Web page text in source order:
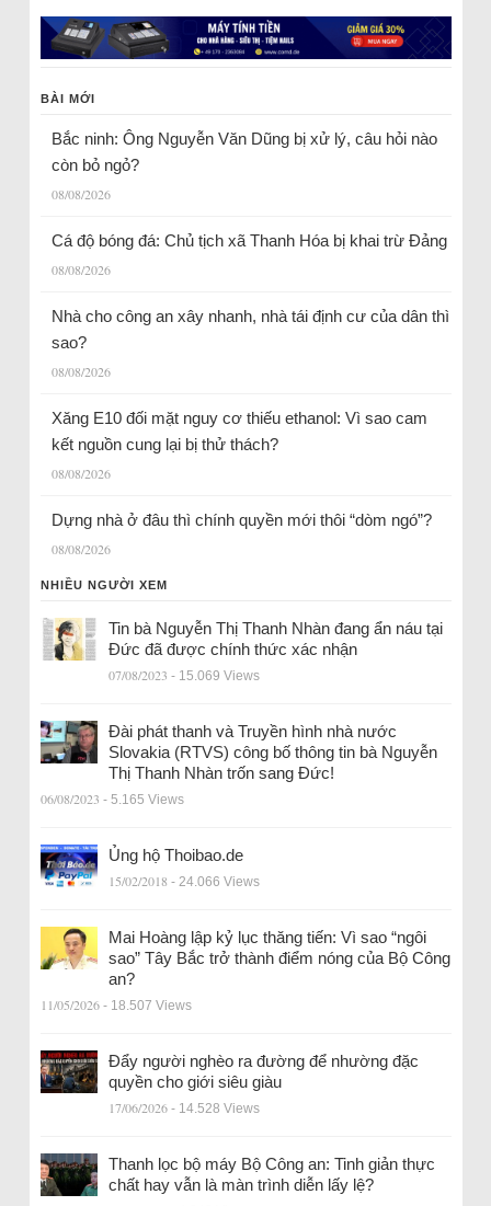
BÀI MỚI
Bắc ninh: Ông Nguyễn Văn Dũng bị xử lý, câu hỏi nào
còn bỏ ngỏ?
08/08/2026
Cá độ bóng đá: Chủ tịch xã Thanh Hóa bị khai trừ Đảng
08/08/2026
Nhà cho công an xây nhanh, nhà tái định cư của dân thì
sao?
08/08/2026
Xăng E10 đối mặt nguy cơ thiếu ethanol: Vì sao cam
kết nguồn cung lại bị thử thách?
08/08/2026
Dựng nhà ở đâu thì chính quyền mới thôi “dòm ngó”?
08/08/2026
NHIỀU NGƯỜI XEM
Tin bà Nguyễn Thị Thanh Nhàn đang ẩn náu tại
Đức đã được chính thức xác nhận
07/08/2023 - 15.069 Views
Đài phát thanh và Truyền hình nhà nước
Slovakia (RTVS) công bố thông tin bà Nguyễn
Thị Thanh Nhàn trốn sang Đức!
06/08/2023 - 5.165 Views
Ủng hộ Thoibao.de
15/02/2018 - 24.066 Views
Mai Hoàng lập kỷ lục thăng tiến: Vì sao “ngôi
sao” Tây Bắc trở thành điểm nóng của Bộ Công
an?
11/05/2026 - 18.507 Views
Đẩy người nghèo ra đường để nhường đặc
quyền cho giới siêu giàu
17/06/2026 - 14.528 Views
Thanh lọc bộ máy Bộ Công an: Tinh giản thực
chất hay vẫn là màn trình diễn lấy lệ?